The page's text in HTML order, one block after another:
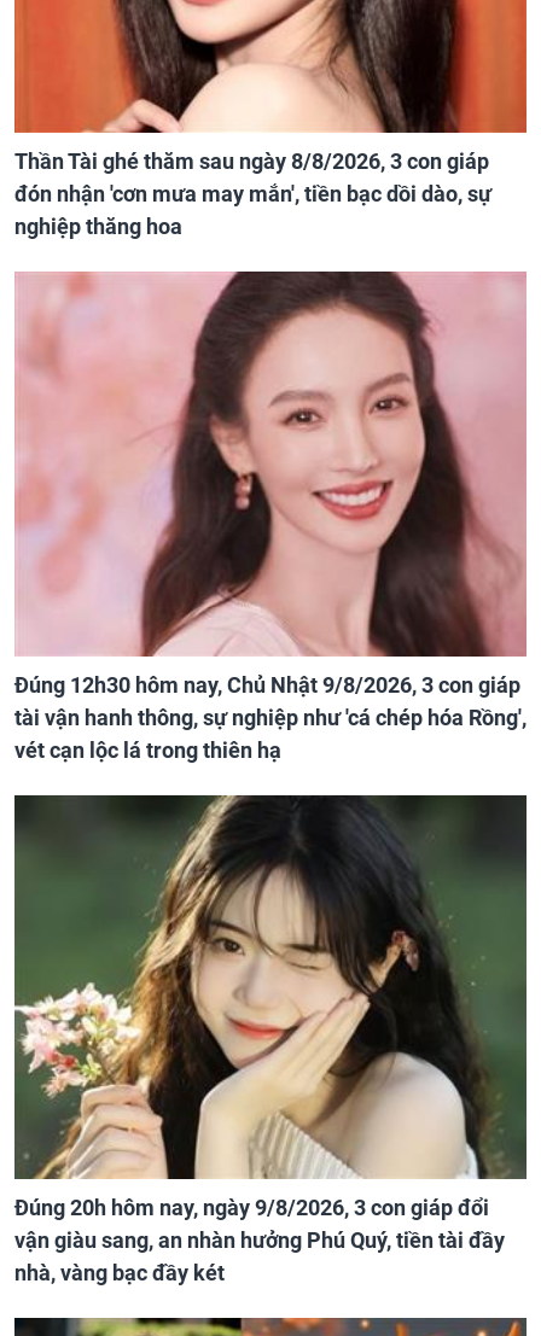
Thần Tài ghé thăm sau ngày 8/8/2026, 3 con giáp
đón nhận 'cơn mưa may mắn', tiền bạc dồi dào, sự
nghiệp thăng hoa
Đúng 12h30 hôm nay, Chủ Nhật 9/8/2026, 3 con giáp
tài vận hanh thông, sự nghiệp như 'cá chép hóa Rồng',
vét cạn lộc lá trong thiên hạ
Đúng 20h hôm nay, ngày 9/8/2026, 3 con giáp đổi
vận giàu sang, an nhàn hưởng Phú Quý, tiền tài đầy
nhà, vàng bạc đầy két